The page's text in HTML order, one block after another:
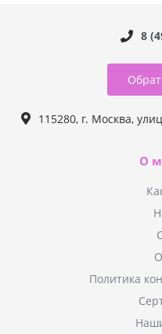
8
115280, г. Москва,
О
Политика